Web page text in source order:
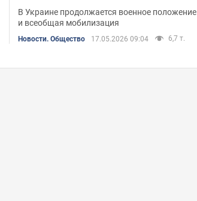
В Украине продолжается военное положение
и всеобщая мобилизация
Новости. Общество 17.05.2026 09:04 6,7 т.